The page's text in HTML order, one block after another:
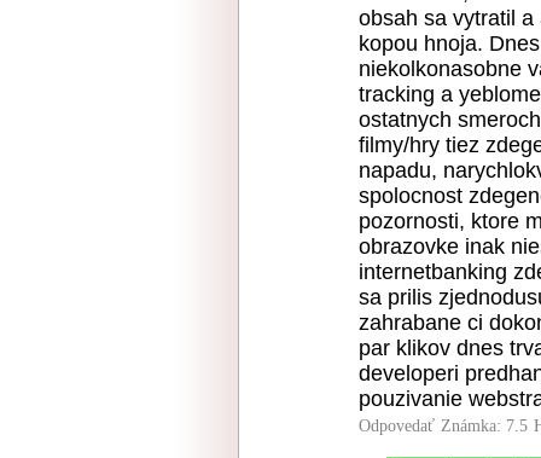
obsah sa vytratil
kopou hnoja.
niekolkonasobne
tracking a
ostatnych
filmy/hry tiez
napadu,
spolocnost
pozornosti, ktore
obrazovke inak
internetbanking
sa prilis
zahrabane ci
par klikov dnes
developeri
pouzivanie
Odpovedať Známka: 7.5